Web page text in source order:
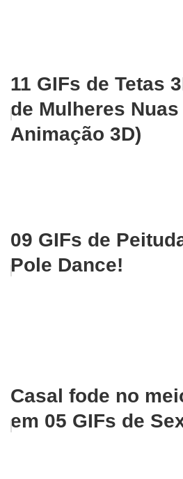
11 GIFs de Tetas
de Mulheres Nuas
Animação 3D)
09 GIFs de
Pole Dance!
Casal fode no
em 05 GIFs de